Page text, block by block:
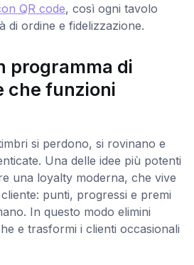
QR code, così ogni tavolo
di ordine e fidelizzazione.
programma di
che funzioni
si perdono, si rovinano e
Una delle idee più potenti
una loyalty moderna, che vive
punti, progressi e premi
In questo modo elimini
e trasformi i clienti occasionali